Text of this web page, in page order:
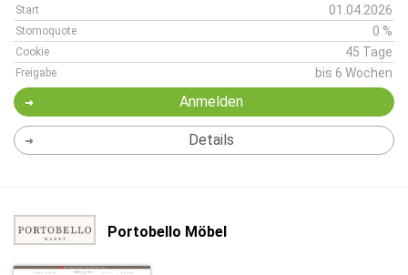
Start 01.04.2026
Stornoquote 0 %
Cookie 45 Tage
Freigabe bis 6 Wochen
Anmelden
Details
Portobello Möbel